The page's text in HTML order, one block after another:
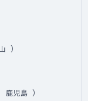
）
鹿児島 ）